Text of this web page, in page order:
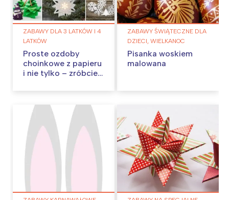
ZABAWY DLA 3 LATKÓW I 4
LATKÓW
Proste ozdoby
choinkowe z papieru
i nie tylko – zróbcie
ZABAWY ŚWIĄTECZNE DLA
DZIECI, WIELKANOC
Pisanka woskiem
malowana